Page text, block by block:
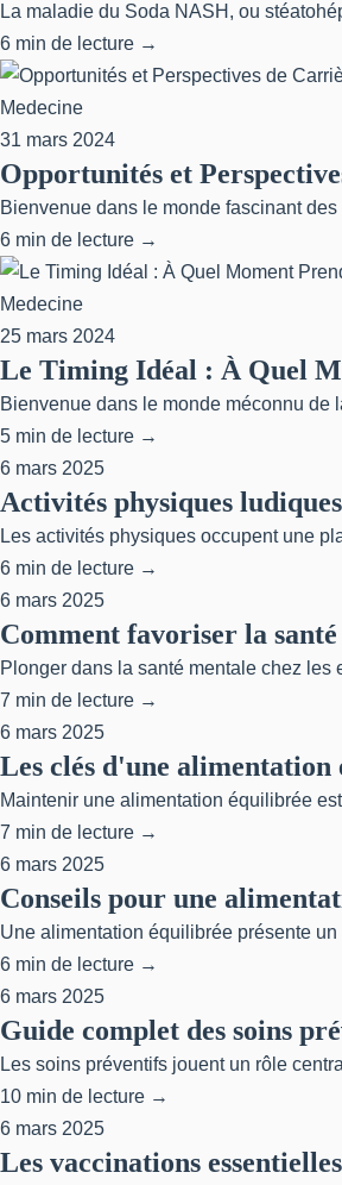
La maladie du Soda NASH, ou
6 min de lecture →
Medecine
31 mars 2024
Opportunités et
Bienvenue dans le monde fascinant
6 min de lecture →
Medecine
25 mars 2024
Le Timing Idéal : À Quel
Bienvenue dans le monde méconnu de
5 min de lecture →
6 mars 2025
Activités physiques
Les activités physiques occupent une
6 min de lecture →
6 mars 2025
Comment favoriser la
Plonger dans la santé mentale chez les
7 min de lecture →
6 mars 2025
Les clés d'une alimentation
Maintenir une alimentation équilibrée
7 min de lecture →
6 mars 2025
Conseils pour une
Une alimentation équilibrée présente
6 min de lecture →
6 mars 2025
Guide complet des soins
Les soins préventifs jouent un rôle
10 min de lecture →
6 mars 2025
Les vaccinations